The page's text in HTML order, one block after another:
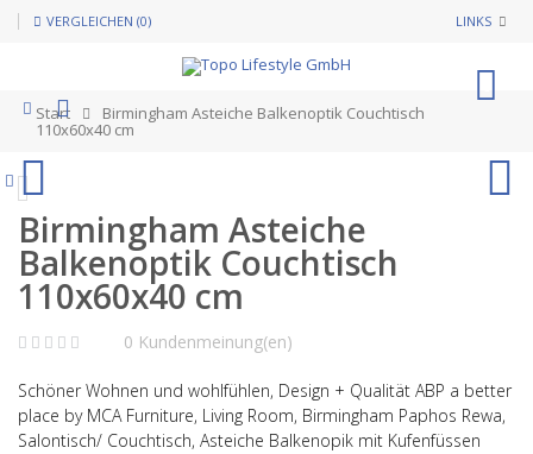
VERGLEICHEN (0) LINKS
Start Birmingham Asteiche Balkenoptik Couchtisch
110x60x40 cm
Birmingham Asteiche
Balkenoptik Couchtisch
110x60x40 cm
0 Kundenmeinung(en)
Schöner Wohnen und wohlfühlen, Design + Qualität ABP a better
place by MCA Furniture, Living Room, Birmingham Paphos Rewa,
Salontisch/ Couchtisch, Asteiche Balkenopik mit Kufenfüssen